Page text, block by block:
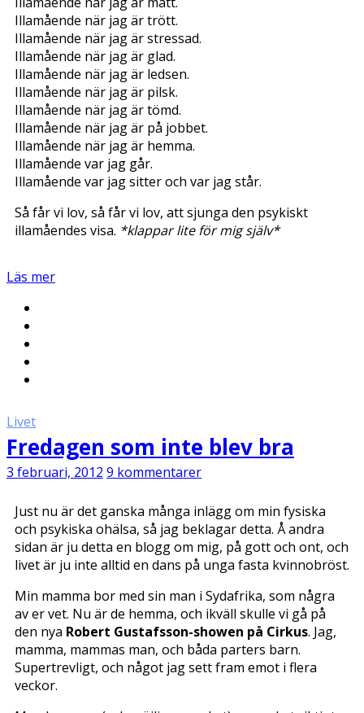
Illamående när jag är trött.
Illamående när jag är stressad.
Illamående när jag är glad.
Illamående när jag är ledsen.
Illamående när jag är pilsk.
Illamående när jag är tömd.
Illamående när jag är på jobbet.
Illamående när jag är hemma.
Illamående var jag går.
Illamående var jag sitter och var jag står.
Så får vi lov, så får vi lov, att sjunga den psykiskt
illamåendes visa. *klappar lite för mig själv*
Läs mer
Livet
Fredagen som inte blev bra
3 februari, 2012 9 kommentarer
Just nu är det ganska många inlägg om min fysiska
och psykiska ohälsa, så jag beklagar detta. Å andra
sidan är ju detta en blogg om mig, på gott och ont, och
livet är ju inte alltid en dans på unga fasta kvinnobröst.
Min mamma bor med sin man i Sydafrika, som några
av er vet. Nu är de hemma, och ikväll skulle vi gå på
den nya Robert Gustafsson-showen på Cirkus. Jag,
mamma, mammas man, och båda parters barn.
Supertrevligt, och något jag sett fram emot i flera
veckor.